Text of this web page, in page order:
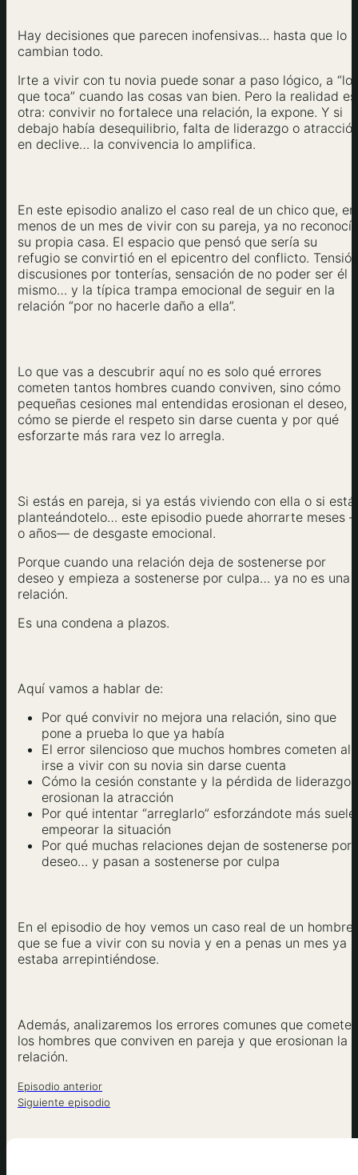
Hay decisiones que parecen inofensivas… hasta que lo
cambian todo.
Irte a vivir con tu novia puede sonar a paso lógico, a “lo
que toca” cuando las cosas van bien. Pero la realidad es
otra: convivir no fortalece una relación, la expone. Y si
debajo había desequilibrio, falta de liderazgo o
en declive… la convivencia lo amplifica.
En este episodio analizo el caso real de un chico que, en
menos de un mes de vivir con su pareja, ya no reconocía
su propia casa. El espacio que pensó que sería su
refugio se convirtió en el epicentro del conflicto.
discusiones por tonterías, sensación de no poder ser él
mismo… y la típica trampa emocional de seguir en la
relación “por no hacerle daño a ella”.
Lo que vas a descubrir aquí no es solo qué errores
cometen tantos hombres cuando conviven, sino cómo
pequeñas cesiones mal entendidas erosionan el deseo,
cómo se pierde el respeto sin darse cuenta y por qué
esforzarte más rara vez lo arregla.
Si estás en pareja, si ya estás viviendo con ella o si
planteándotelo… este episodio puede ahorrarte meses
o años— de desgaste emocional.
Porque cuando una relación deja de sostenerse por
deseo y empieza a sostenerse por culpa… ya no es una
relación.
Es una condena a plazos.
Aquí vamos a hablar de:
Por qué convivir no mejora una relación, sino que
pone a prueba lo que ya había
El error silencioso que muchos hombres cometen al
irse a vivir con su novia sin darse cuenta
Cómo la cesión constante y la pérdida de liderazgo
erosionan la atracción
Por qué intentar “arreglarlo” esforzándote más suele
empeorar la situación
Por qué muchas relaciones dejan de sostenerse por
deseo… y pasan a sostenerse por culpa
En el episodio de hoy vemos un caso real de un hombre
que se fue a vivir con su novia y en a penas un mes ya
estaba arrepintiéndose.
Además, analizaremos los errores comunes que cometen
los hombres que conviven en pareja y que erosionan la
relación.
Episodio anterior
Siguiente episodio